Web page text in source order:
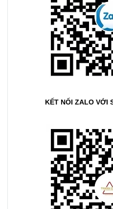
KẾT NỐI ZALO VỚI